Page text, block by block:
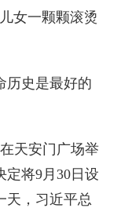
女一颗颗滚烫
历史是最好的
天安门广场举
定将9月30日设
天，习近平总